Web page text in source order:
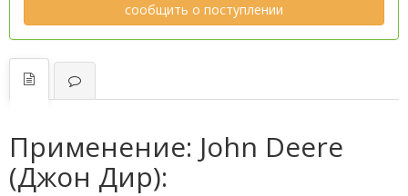
сообщить о поступлении
Применение: John Deere
(Джон Дир):